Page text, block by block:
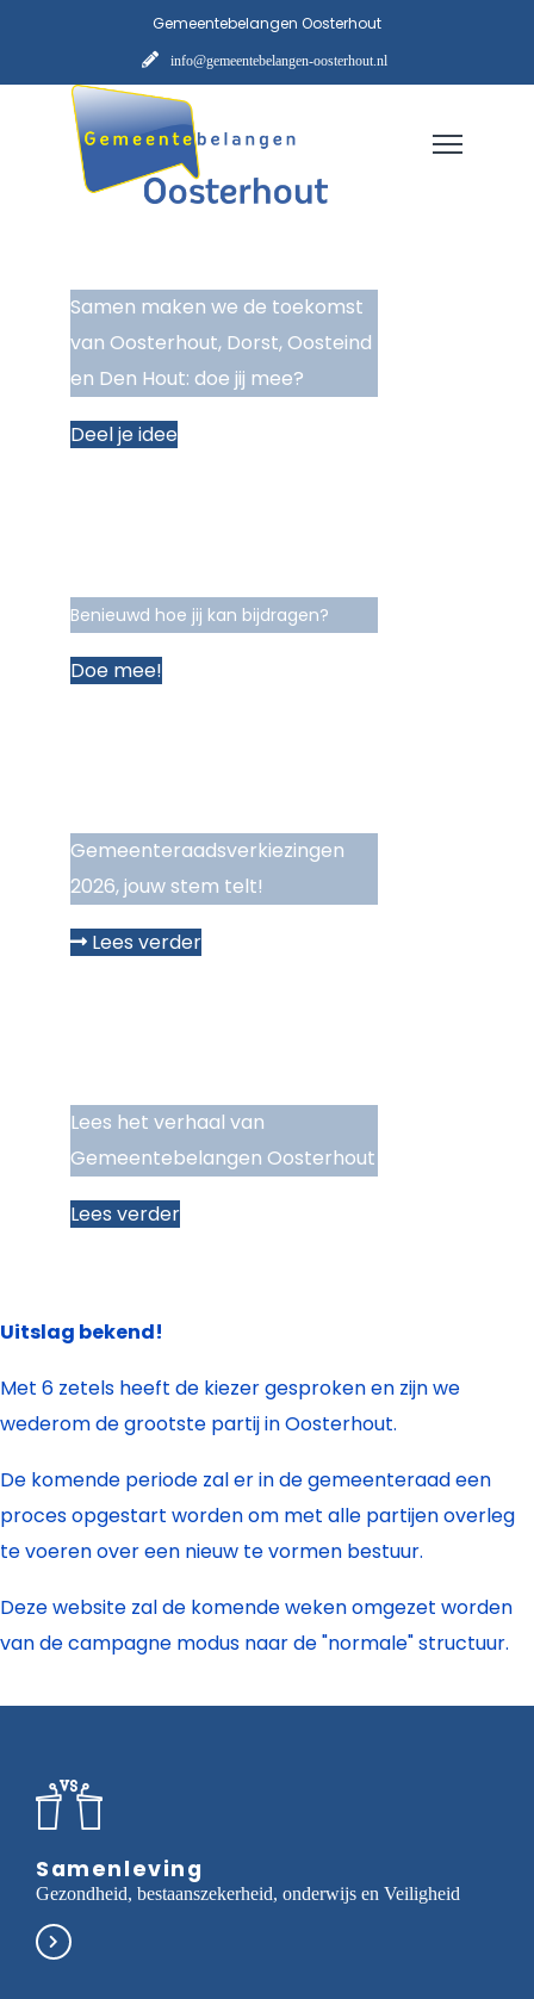
Gemeentebelangen Oosterhout
info@gemeentebelangen-oosterhout.nl
Samen maken we de toekomst
van Oosterhout, Dorst, Oosteind
en Den Hout: doe jij mee?
Deel je idee
Benieuwd hoe jij kan bijdragen?
Doe mee!
Gemeenteraadsverkiezingen
2026, jouw stem telt!
Lees verder
Lees het verhaal van
Gemeentebelangen Oosterhout
Lees verder
Uitslag bekend!
Met 6 zetels heeft de kiezer gesproken en zijn we
wederom de grootste partij in Oosterhout.
De komende periode zal er in de gemeenteraad een
proces opgestart worden om met alle partijen overleg
te voeren over een nieuw te vormen bestuur.
Deze website zal de komende weken omgezet worden
van de campagne modus naar de "normale" structuur.
Samenleving
Gezondheid, bestaanszekerheid, onderwijs en Veiligheid